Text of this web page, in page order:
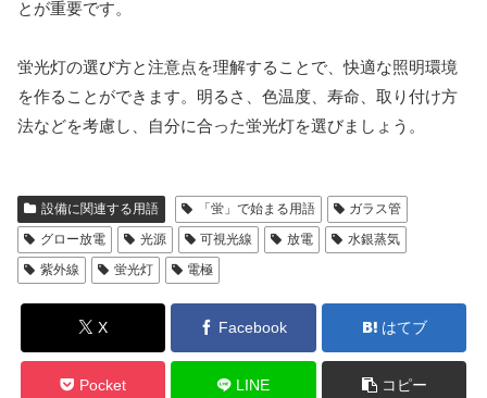
とが重要です。
蛍光灯の選び方と注意点を理解することで、快適な照明環境
を作ることができます。明るさ、色温度、寿命、取り付け方
法などを考慮し、自分に合った蛍光灯を選びましょう。
設備に関連する用語 「蛍」で始まる用語
ガラス管
グロー放電
光源 可視光線 放電
水銀蒸気
紫外線
蛍光灯 電極
X Facebook はてブ
Pocket LINE コピー